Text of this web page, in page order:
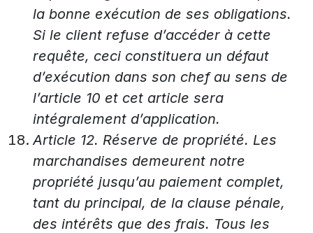
la bonne exécution de ses obligations.
Si le client refuse d’accéder à cette
requête, ceci constituera un défaut
d’exécution dans son chef au sens de
l’article 10 et cet article sera
intégralement d’application.
Article 12. Réserve de propriété. Les
marchandises demeurent notre
propriété jusqu’au paiement complet,
tant du principal, de la clause pénale,
des intérêts que des frais. Tous les